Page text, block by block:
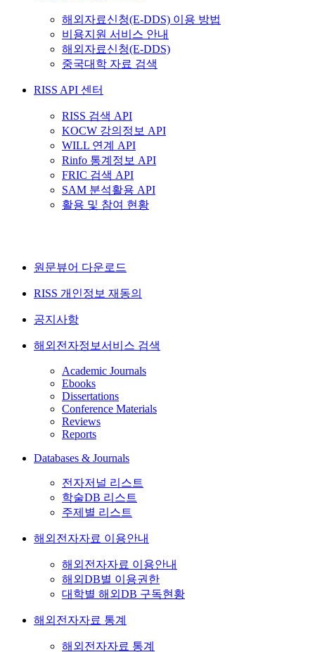
해외자료신청(E-DDS) 이용 방법
비용지원 서비스 안내
해외자료신청(E-DDS)
중국대학 자료 검색
RISS API 센터
RISS 검색 API
KOCW 강의정보 API
WILL 연계 API
Rinfo 통계정보 API
FRIC 검색 API
SAM 분석활용 API
활용 및 참여 현황
원문뷰어 다운로드
RISS 개인정보 재동의
공지사항
해외전자정보서비스 검색
Academic Journals
Ebooks
Dissertations
Conference Materials
Reviews
Reports
Databases & Journals
전자저널 리스트
학술DB 리스트
주제별 리스트
해외전자자료 이용안내
해외전자자료 이용안내
해외DB별 이용권한
대학별 해외DB 구독현황
해외전자자료 통계
해외전자자료 통계